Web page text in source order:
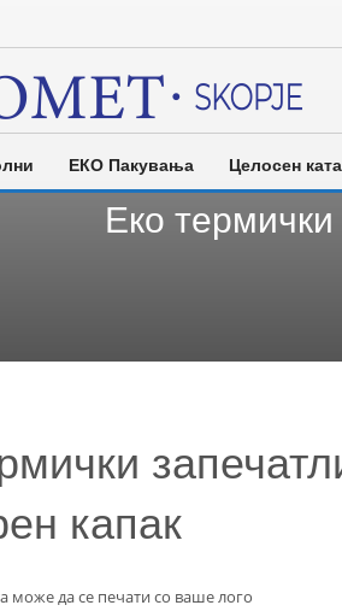
ЕКО Пакувања Целосен
Еко
капак
може да се печати со ваше лого